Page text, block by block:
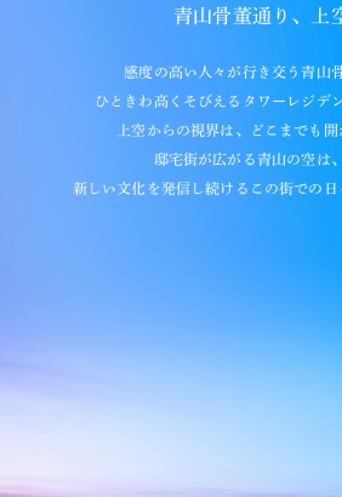
青山骨董通り、上
感度の高い人々が行き交う青山
ひときわ高くそびえるタワーレジデ
上空からの視界は、どこまでも開
邸宅街が広がる青山の空は
新しい文化を発信し続けるこの街での日